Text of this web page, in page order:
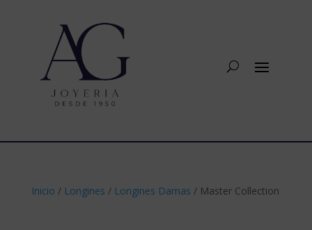
Inicio / Longines / Longines Damas / Master Collection